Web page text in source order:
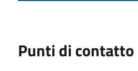
Punti di contatto